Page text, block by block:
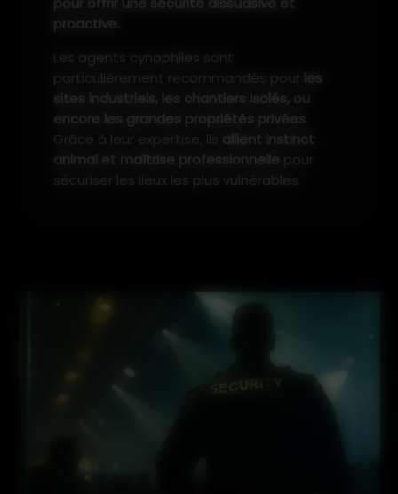
proactive.
Les agents cynophiles sont
particulièrement recommandés pour les
sites industriels, les chantiers isolés, ou
encore les grandes propriétés privées
Grâce à leur expertise, ils
allient instinct
animal et maîtrise professionnelle pour
sécuriser les lieux les plus vulnérables.